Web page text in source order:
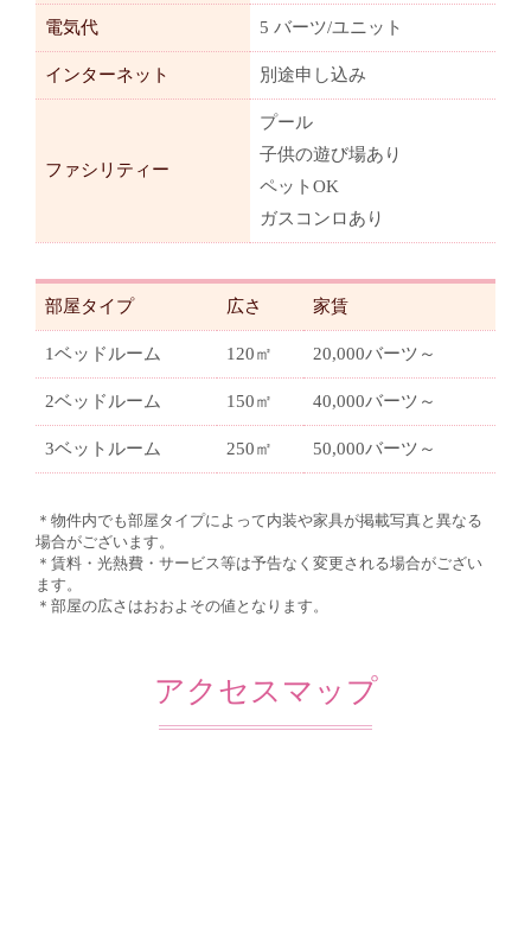
電気代 5 バーツ/ユニット
インターネット 別途申し込み
ファシリティー
プール
子供の遊び場あり
ペットOK
ガスコンロあり
部屋タイプ 広さ 家賃
1ベッドルーム 120㎡ 20,000バーツ～
2ベッドルーム 150㎡ 40,000バーツ～
3ベットルーム 250㎡ 50,000バーツ～
＊物件内でも部屋タイプによって内装や家具が掲載写真と異なる
場合がございます。
＊賃料・光熱費・サービス等は予告なく変更される場合がござい
ます。
＊部屋の広さはおおよその値となります。
アクセスマップ